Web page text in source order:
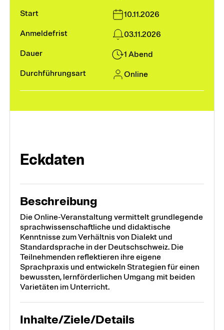
Module und Vertiefungen
Digitalität und KI
10.11.2026
03.11.2026
1 Abend
Online
Eckdaten
Beschreibung
Die Online-Veranstaltung vermittelt grundlegende
sprachwissenschaftliche und didaktische
Kenntnisse zum Verhältnis von Dialekt und
Standardsprache in der Deutschschweiz. Die
Teilnehmenden reflektieren ihre eigene
Sprachpraxis und entwickeln Strategien für einen
bewussten, lernförderlichen Umgang mit beiden
Varietäten im Unterricht.
Inhalte/Ziele/Details